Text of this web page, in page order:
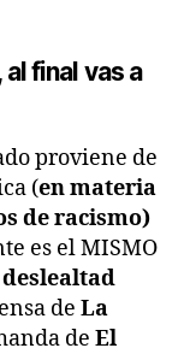
final vas a
proviene de
(en materia
de racismo)
es el MISMO
deslealtad
de La
de El